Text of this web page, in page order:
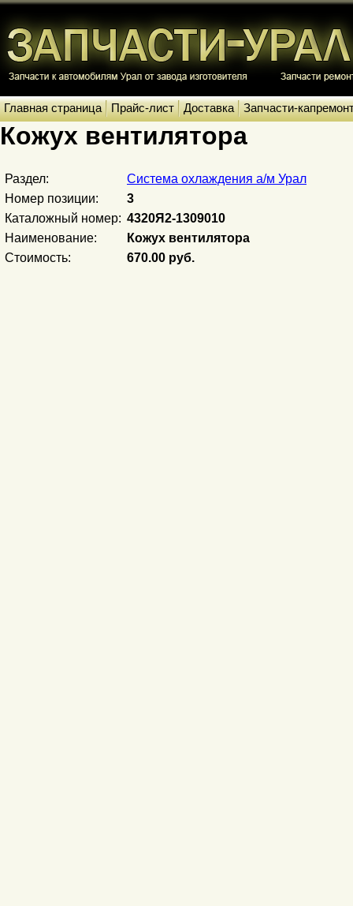
Главная страница Прайс-лист Доставка Запчасти-
Кожух вентилятора
Раздел:
Система охлаждения а/м Урал
Номер позиции:
3
Каталожный номер: 4320Я2-1309010
Наименование:
Кожух вентилятора
Стоимость:
670.00 руб.